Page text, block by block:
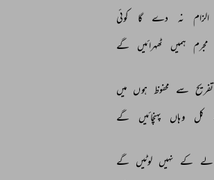
الزام نہ دے گا
کوئی
مجرم ہمیں ٹھہرائیں گے
تفریح سے محفوظ ہوں میں
کل وہاں پہنچائیں گے
لے کے نہیں لوٹیں گے